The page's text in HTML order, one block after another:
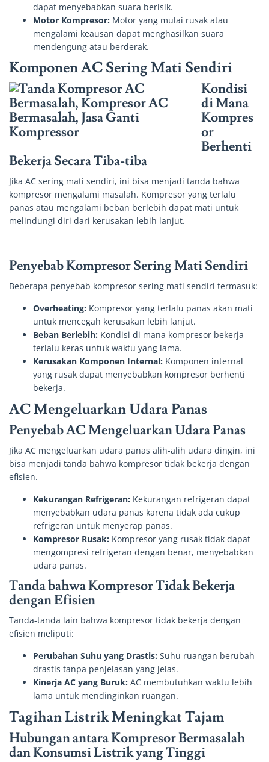
dapat menyebabkan suara berisik.
Motor Kompresor: Motor yang mulai rusak atau
mengalami keausan dapat menghasilkan suara
mendengung atau berderak.
Komponen AC Sering Mati Sendiri
Kondisi
di Mana
Kompres
or
Berhenti
Bekerja Secara Tiba-tiba
Jika AC sering mati sendiri, ini bisa menjadi tanda bahwa
kompresor mengalami masalah. Kompresor yang terlalu
panas atau mengalami beban berlebih dapat mati untuk
melindungi diri dari kerusakan lebih lanjut.
Penyebab Kompresor Sering Mati Sendiri
Beberapa penyebab kompresor sering mati sendiri termasuk:
Overheating: Kompresor yang terlalu panas akan mati
untuk mencegah kerusakan lebih lanjut.
Beban Berlebih: Kondisi di mana kompresor bekerja
terlalu keras untuk waktu yang lama.
Kerusakan Komponen Internal: Komponen internal
yang rusak dapat menyebabkan kompresor berhenti
bekerja.
AC Mengeluarkan Udara Panas
Penyebab AC Mengeluarkan Udara Panas
Jika AC mengeluarkan udara panas alih-alih udara dingin, ini
bisa menjadi tanda bahwa kompresor tidak bekerja dengan
efisien.
Kekurangan Refrigeran: Kekurangan refrigeran dapat
menyebabkan udara panas karena tidak ada cukup
refrigeran untuk menyerap panas.
Kompresor Rusak: Kompresor yang rusak tidak dapat
mengompresi refrigeran dengan benar, menyebabkan
udara panas.
Tanda bahwa Kompresor Tidak Bekerja
dengan Efisien
Tanda-tanda lain bahwa kompresor tidak bekerja dengan
efisien meliputi:
Perubahan Suhu yang Drastis: Suhu ruangan berubah
drastis tanpa penjelasan yang jelas.
Kinerja AC yang Buruk: AC membutuhkan waktu lebih
lama untuk mendinginkan ruangan.
Tagihan Listrik Meningkat Tajam
Hubungan antara Kompresor Bermasalah
dan Konsumsi Listrik yang Tinggi